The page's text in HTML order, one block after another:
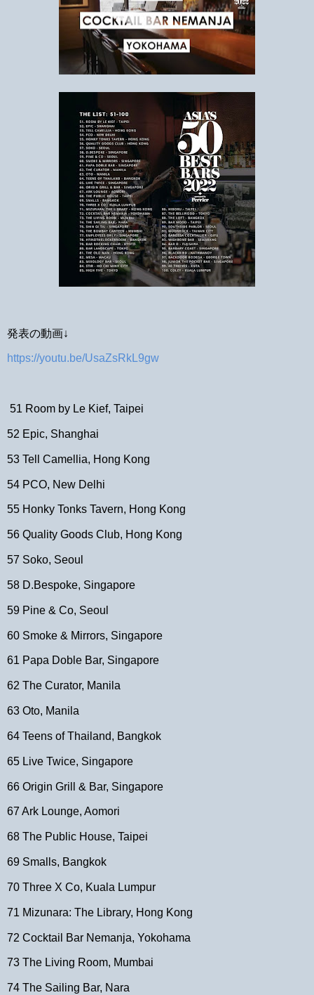
発表の動画↓
https://youtu.be/UsaZsRkL9gw
51 Room by Le Kief, Taipei
52 Epic, Shanghai
53 Tell Camellia, Hong Kong
54 PCO, New Delhi
55 Honky Tonks Tavern, Hong Kong
56 Quality Goods Club, Hong Kong
57 Soko, Seoul
58 D.Bespoke, Singapore
59 Pine & Co, Seoul
60 Smoke & Mirrors, Singapore
61 Papa Doble Bar, Singapore
62 The Curator, Manila
63 Oto, Manila
64 Teens of Thailand, Bangkok
65 Live Twice, Singapore
66 Origin Grill & Bar, Singapore
67 Ark Lounge, Aomori
68 The Public House, Taipei
69 Smalls, Bangkok
70 Three X Co, Kuala Lumpur
71 Mizunara: The Library, Hong Kong
72 Cocktail Bar Nemanja, Yokohama
73 The Living Room, Mumbai
74 The Sailing Bar, Nara